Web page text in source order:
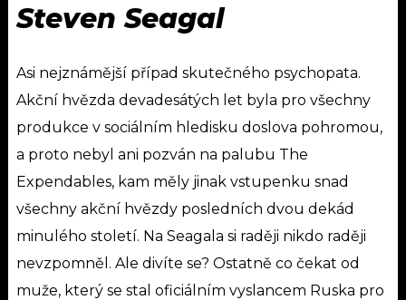
Steven Seagal
Asi nejznámější případ skutečného psychopata.
Akční hvězda devadesátých let byla pro všechny
produkce v sociálním hledisku doslova pohromou,
a proto nebyl ani pozván na palubu The
Expendables, kam měly jinak vstupenku snad
všechny akční hvězdy posledních dvou dekád
minulého století. Na Seagala si raději nikdo raději
nevzpomněl. Ale divíte se? Ostatně co čekat od
muže, který se stal oficiálním vyslancem Ruska pro